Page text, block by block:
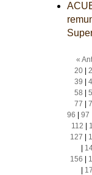
«
20|
39
58
77
96
97
112
127
156